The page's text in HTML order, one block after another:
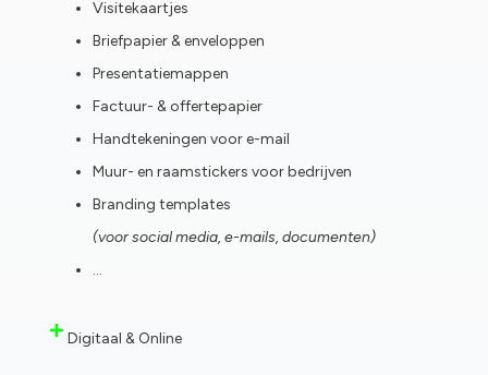
Visitekaartjes
Briefpapier & enveloppen
Presentatiemappen
Factuur- & offertepapier
Handtekeningen voor e-mail
Muur- en raamstickers voor bedrijven
Branding templates
(voor social media, e-mails, documenten)
…
Digitaal & Online